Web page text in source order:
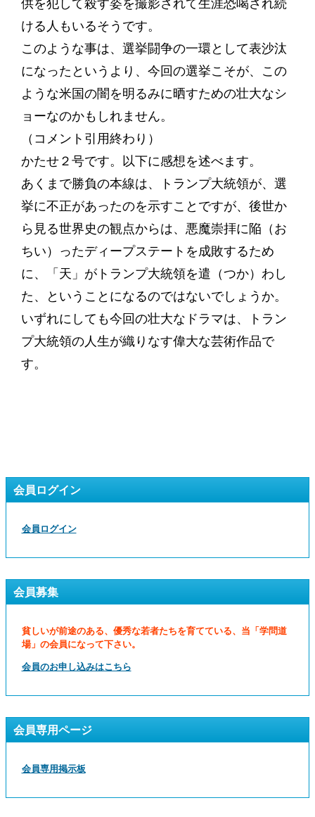
供を犯して殺す姿を撮影されて生涯恐喝され続
ける人もいるそうです。
このような事は、選挙闘争の一環として表沙汰
になったというより、今回の選挙こそが、この
ような米国の闇を明るみに晒すための壮大なシ
ョーなのかもしれません。
（コメント引用終わり）
かたせ２号です。以下に感想を述べます。
あくまで勝負の本線は、トランプ大統領が、選
挙に不正があったのを示すことですが、後世か
ら見る世界史の観点からは、悪魔崇拝に陥（お
ちい）ったディープステートを成敗するため
に、「天」がトランプ大統領を遣（つか）わし
た、ということになるのではないでしょうか。
いずれにしても今回の壮大なドラマは、トラン
プ大統領の人生が織りなす偉大な芸術作品で
す。
会員ログイン
会員ログイン
会員募集
貧しいが前途のある、優秀な若者たちを育てている、当「学問道
場」の会員になって下さい。
会員のお申し込みはこちら
会員専用ページ
会員専用掲示板